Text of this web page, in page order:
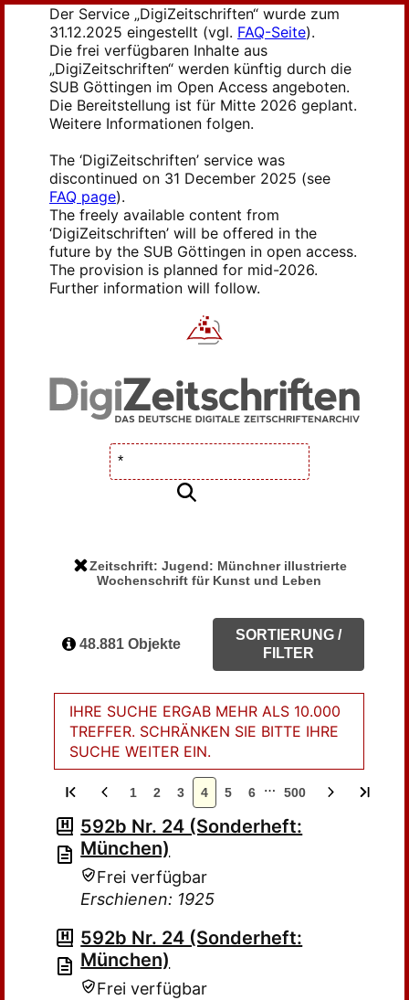
Der Service „DigiZeitschriften“ wurde zum
31.12.2025 eingestellt (vgl. FAQ-Seite).
Die frei verfügbaren Inhalte aus
„DigiZeitschriften“ werden künftig durch die
SUB Göttingen im Open Access angeboten.
Die Bereitstellung ist für Mitte 2026 geplant.
Weitere Informationen folgen.
The ‘DigiZeitschriften’ service was
discontinued on 31 December 2025 (see
FAQ page).
The freely available content from
‘DigiZeitschriften’ will be offered in the
future by the SUB Göttingen in open access.
The provision is planned for mid-2026.
Further information will follow.
Zeitschrift: Jugend: Münchner illustrierte
Wochenschrift für Kunst und Leben
48.881 Objekte
SORTIERUNG /
FILTER
IHRE SUCHE ERGAB MEHR ALS 10.000
TREFFER. SCHRÄNKEN SIE BITTE IHRE
SUCHE WEITER EIN.
1 2 3 4 5 6 … 500
592b Nr. 24 (Sonderheft:
München)
Frei verfügbar
Erschienen: 1925
592b Nr. 24 (Sonderheft:
München)
Frei verfügbar